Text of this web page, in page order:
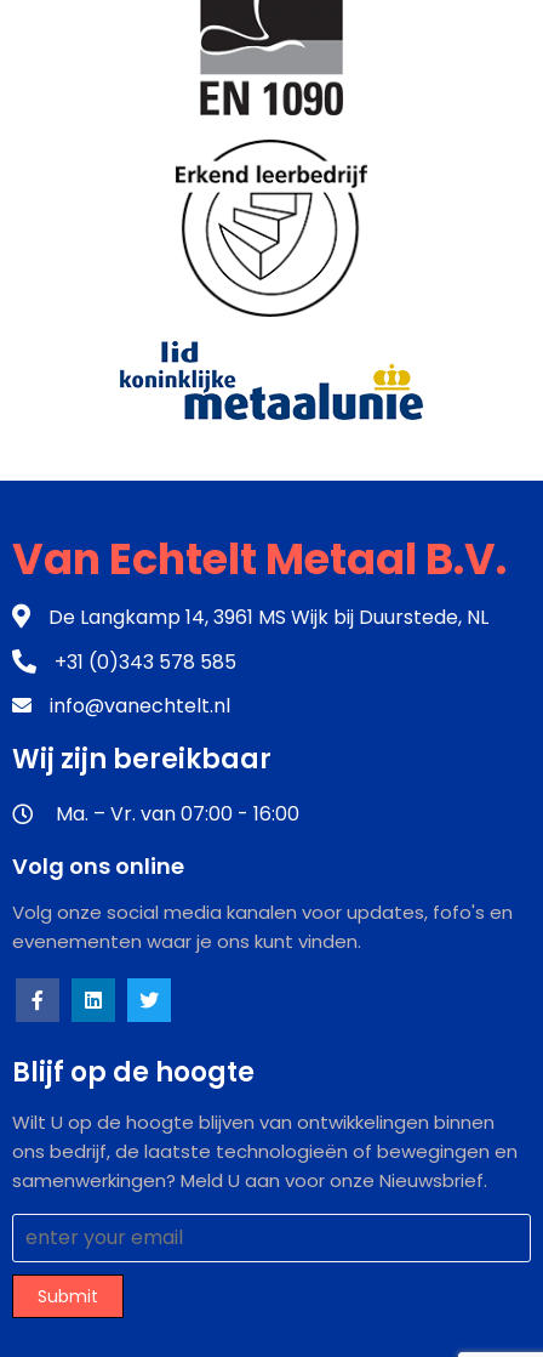
Van Echtelt Metaal B.V.
De Langkamp 14, 3961 MS Wijk bij Duurstede, NL
+31 (0)343 578 585
info@vanechtelt.nl
Wij zijn bereikbaar
Ma. – Vr. van 07:00 - 16:00
Volg ons online
Volg onze social media kanalen voor updates, fofo's en
evenementen waar je ons kunt vinden.
Blijf op de hoogte
Wilt U op de hoogte blijven van ontwikkelingen binnen
ons bedrijf, de laatste technologieën of bewegingen en
samenwerkingen? Meld U aan voor onze Nieuwsbrief.
Submit